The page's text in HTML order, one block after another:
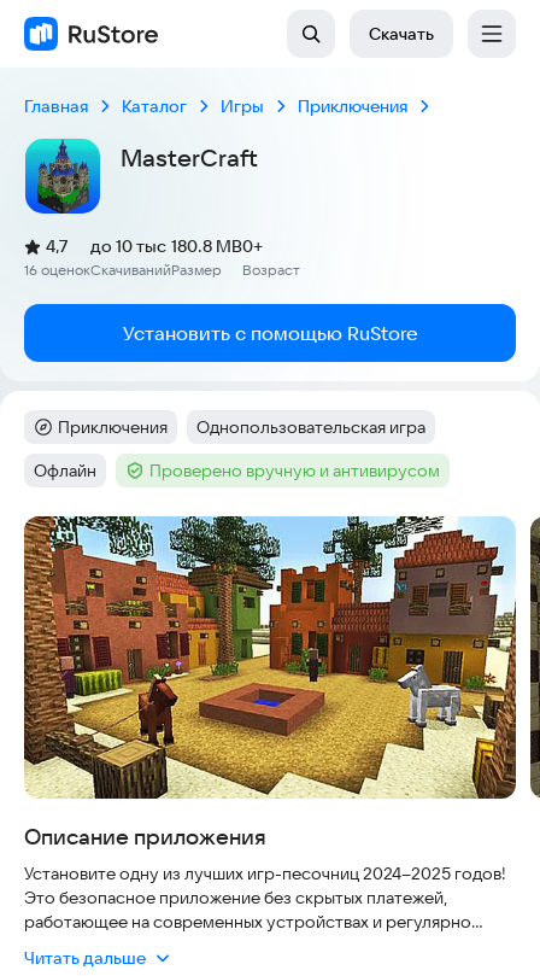
Скачать
Главная Каталог Игры Приключения
MasterCraft
Рейтинг:
4,7
(
16 оценок
)
Скачиваний
до 10 тыс
Размер
180.8 MB
Возраст
0+
Установить с помощью RuStore
Категория:
Приключения Тег:
Однопользовательская игра
Тег:
Офлайн Тег :Проверено вручную и антивирусом
Скриншоты
Описание приложения
Установите одну из лучших игр-песочниц 2024–2025 годов!
Это безопасное приложение без скрытых платежей,
работающее на современных устройствах и регулярно
выживание в оригинальной версии.
Читать дальше